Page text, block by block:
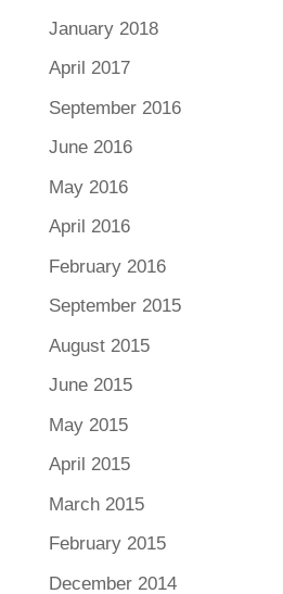
January 2018
April 2017
September 2016
June 2016
May 2016
April 2016
February 2016
September 2015
August 2015
June 2015
May 2015
April 2015
March 2015
February 2015
December 2014